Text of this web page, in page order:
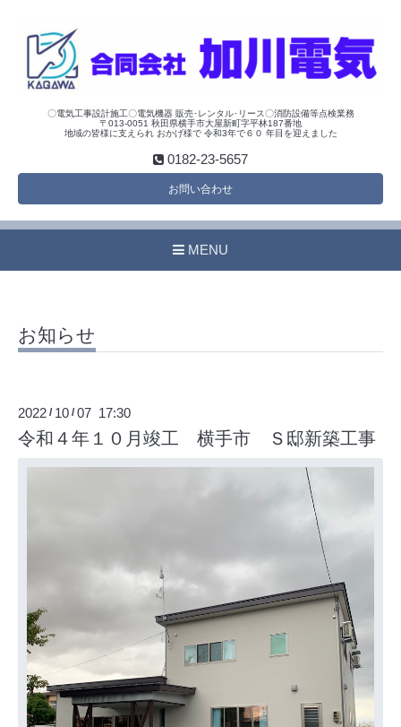
〇電気工事設計施工〇電気機器 販売･レンタル･リース〇消防設備等点検業務
〒013-0051 秋田県横手市大屋新町字平林187番地
地域の皆様に支えられ おかげ様で 令和3年で６０ 年目を迎えました
0182-23-5657
お問い合わせ
MENU
お知らせ
2022 / 10 /07 17:30
令和４年１０月竣工 横手市 Ｓ邸新築工事